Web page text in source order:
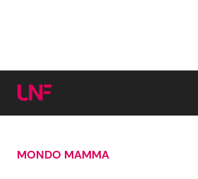
Cerca:
MONDO MAMMA